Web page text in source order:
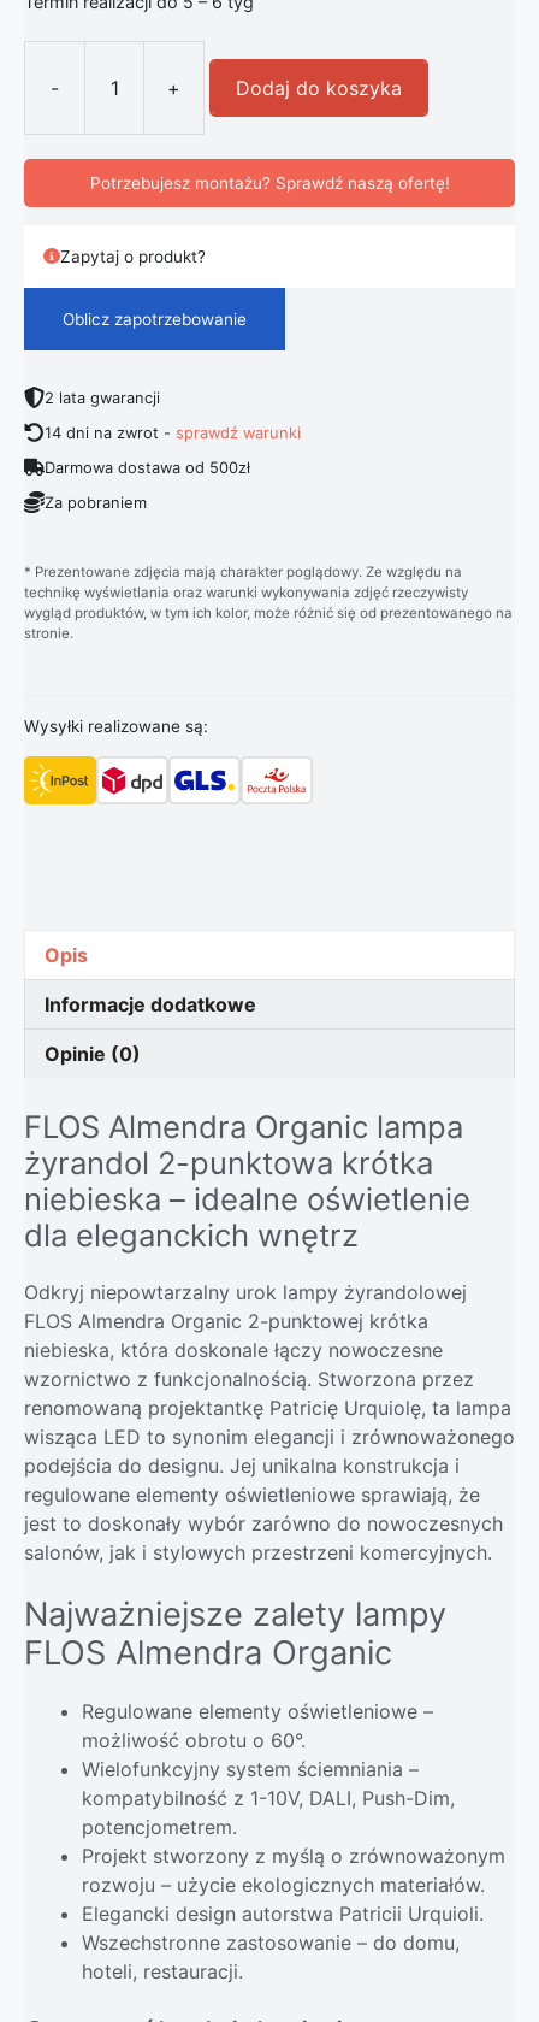
-
ilość FLOS Almendra Organic
+ Dodaj do koszyka
Potrzebujesz montażu? Sprawdź naszą ofertę!
Zapytaj o produkt?
Oblicz zapotrzebowanie
2 lata gwarancji
14 dni na zwrot -sprawdź warunki
Darmowa dostawa od 500zł
Za pobraniem
* Prezentowane zdjęcia mają charakter poglądowy. Ze względu na
technikę wyświetlania oraz warunki wykonywania zdjęć rzeczywisty
wygląd produktów, w tym ich kolor, może różnić się od prezentowanego na
stronie.
Wysyłki realizowane są:
Opis
Informacje dodatkowe
Opinie (0)
FLOS Almendra Organic lampa
żyrandol 2-punktowa krótka
niebieska – idealne oświetlenie
dla eleganckich wnętrz
Odkryj niepowtarzalny urok lampy żyrandolowej
FLOS Almendra Organic 2-punktowej krótka
niebieska, która doskonale łączy nowoczesne
wzornictwo z funkcjonalnością. Stworzona przez
renomowaną projektantkę Patricię Urquiolę, ta lampa
wisząca LED to synonim elegancji i zrównoważonego
podejścia do designu. Jej unikalna konstrukcja i
regulowane elementy oświetleniowe sprawiają, że
jest to doskonały wybór zarówno do nowoczesnych
salonów, jak i stylowych przestrzeni komercyjnych.
Najważniejsze zalety lampy
FLOS Almendra Organic
Regulowane elementy oświetleniowe –
możliwość obrotu o 60°.
Wielofunkcyjny system ściemniania –
kompatybilność z 1-10V, DALI, Push-Dim,
potencjometrem.
Projekt stworzony z myślą o zrównoważonym
rozwoju – użycie ekologicznych materiałów.
Elegancki design autorstwa Patricii Urquioli.
Wszechstronne zastosowanie – do domu,
hoteli, restauracji.